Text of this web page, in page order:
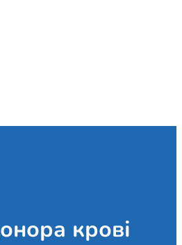
крові